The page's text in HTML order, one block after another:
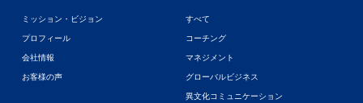
ミッション・ビジョン
プロフィール
会社情報
お客様の声
すべて
コーチング
マネジメント
グローバルビジネス
異文化コミュニケーション